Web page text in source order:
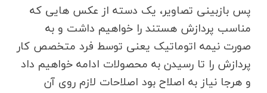
پس بازبینی تصاویر، یک دسته از عکس هایی که
مناسب پردازش هستند را خواهیم داشت و به
صورت نیمه اتوماتیک یعنی توسط فرد متخصص کار
پردازش را تا رسیدن به محصولات ادامه خواهیم داد
و هرجا نیاز به اصلاح بود اصلاحات لازم روی آن